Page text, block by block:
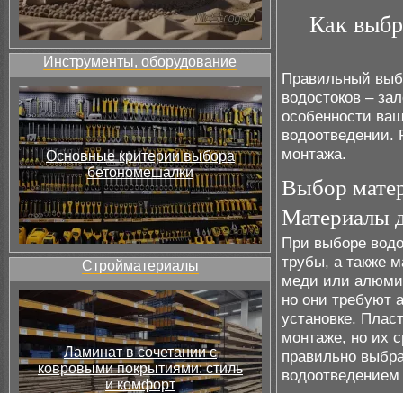
Инструменты, оборудование
Основные критерии выбора
бетономешалки
Стройматериалы
Ламинат в сочетании с
ковровыми покрытиями: стиль
и комфорт
Как
Правильный
водостоков –
особенности
водоотведении.
монтажа.
Выбор
Материалы
При выборе
трубы, а также
меди или
но они требуют
установке.
монтаже, но их
правильно